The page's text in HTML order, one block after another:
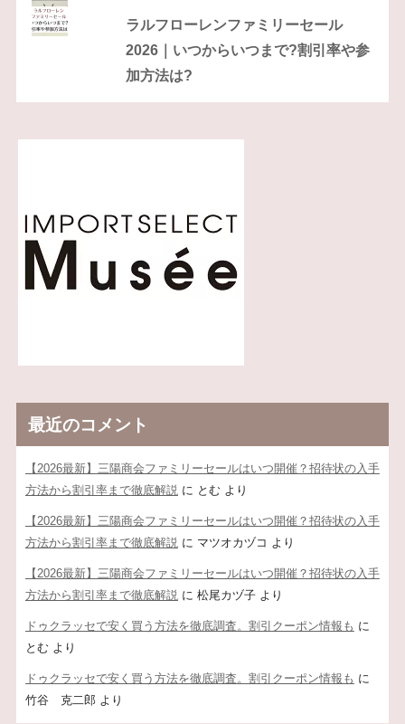
ラルフローレンファミリーセール
2026｜いつからいつまで?割引率や参
加方法は?
最近のコメント
【2026最新】三陽商会ファミリーセールはいつ開催？招待状の入手
方法から割引率まで徹底解説に とむ より
【2026最新】三陽商会ファミリーセールはいつ開催？招待状の入手
方法から割引率まで徹底解説に マツオカヅコ より
【2026最新】三陽商会ファミリーセールはいつ開催？招待状の入手
方法から割引率まで徹底解説に 松尾カヅ子より
ドゥクラッセで安く買う方法を徹底調査。割引クーポン情報も に
とむ より
ドゥクラッセで安く買う方法を徹底調査。割引クーポン情報も に
竹谷 克二郎 より